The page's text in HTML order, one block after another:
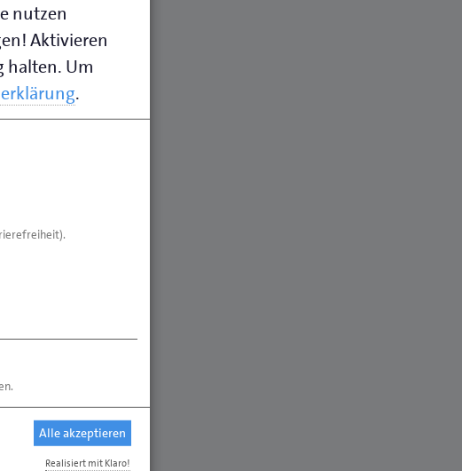
nutzen
Aktivieren
halten. Um
.
Alle akzeptieren
Realisiert mit Klaro!